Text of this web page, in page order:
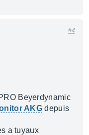
#4
Beyerdynamic
AKG depuis
a tuyaux